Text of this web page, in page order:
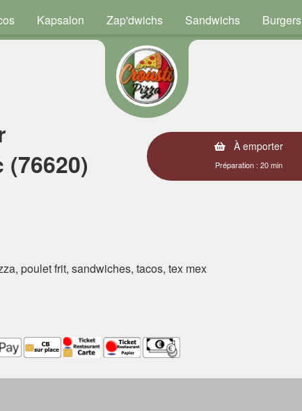
Kapsalon Zap'dwichs Sandwichs Burgers
À emporter
Préparation : 20 min
poulet frit, sandwiches, tacos, tex mex